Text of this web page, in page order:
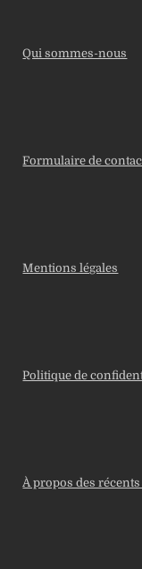
Qui sommes-nous
Formulaire de
Mentions légales
Politique de
À propos des